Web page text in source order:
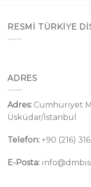
RESMI TÜRKIYE
ADRES
Adres: Cumhuriyet
Üsküdar/İstanbul
Telefon: +90 (216)
E-Posta: